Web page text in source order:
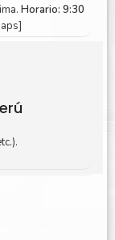
Horario: 9:30